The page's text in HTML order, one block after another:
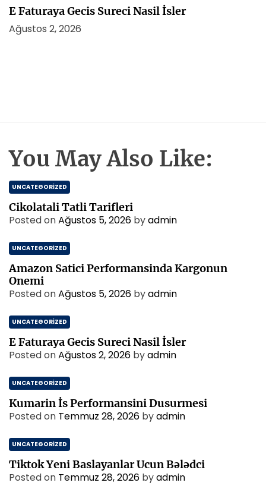
E Faturaya Gecis Sureci Nasil İsler
Ağustos 2, 2026
You May Also Like:
UNCATEGORIZED
Cikolatali Tatli Tarifleri
Posted onAğustos 5, 2026 byadmin
UNCATEGORIZED
Amazon Satici Performansinda Kargonun
Onemi
Posted onAğustos 5, 2026 byadmin
UNCATEGORIZED
E Faturaya Gecis Sureci Nasil İsler
Posted onAğustos 2, 2026 byadmin
UNCATEGORIZED
Kumarin İs Performansini Dusurmesi
Posted on Temmuz 28, 2026 byadmin
UNCATEGORIZED
Tiktok Yeni Baslayanlar Ucun Bələdci
Posted on Temmuz 28, 2026 byadmin